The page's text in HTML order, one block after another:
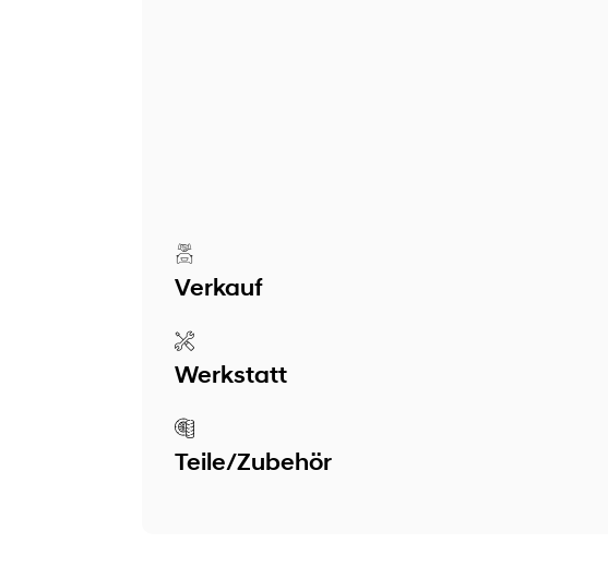
Verkauf
Werkstatt
Teile/Zubehör